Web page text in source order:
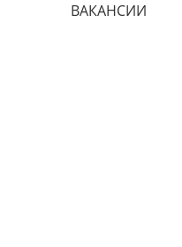
ВАКАНСИИ